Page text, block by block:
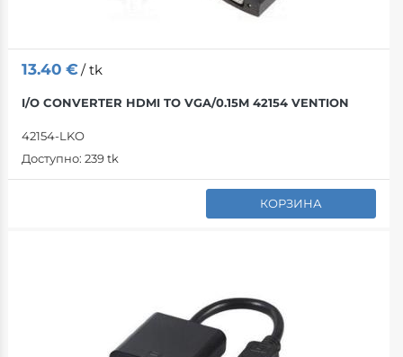
13.40 €/ tk
I/O CONVERTER HDMI TO VGA/0.15M 42154 VENTION
42154-LKO
Доступно: 239 tk
КОРЗИНА